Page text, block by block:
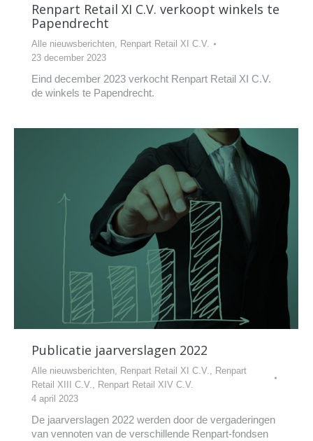
Renpart Retail XI C.V. verkoopt winkels te
Papendrecht
Alle nieuwsberichten, Renpart Retail XI C.V.
23 december 2023
Eind december 2023 verkocht Renpart Retail XI C.V.
de winkels te Papendrecht.
Publicatie jaarverslagen 2022
Alle nieuwsberichten, Renpart Retail XI C.V., Renpart
Retail XIII C.V., Renpart Retail XIV C.V.
4 april 2023
De jaarverslagen 2022 werden door de vergaderingen
van vennoten van de verschillende Renpart-fondsen